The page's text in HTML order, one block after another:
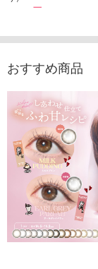
1,760円
おすすめ商品